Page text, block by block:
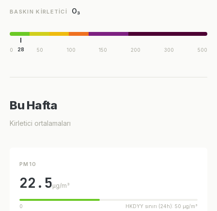
BASKIN KIRLETICI O₃
28
0 50 100 150 200 300 500
Bu Hafta
Kirletici ortalamaları
PM10
22.5µg/m³
0 HKDYY sınırı (24h): 50 µg/m³